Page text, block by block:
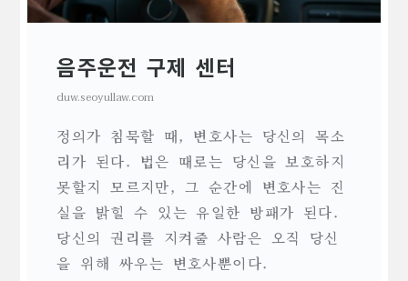
음주운전 구제 센터
duw.seoyullaw.com
정의가 침묵할 때, 변호사는 당신의 목소
리가 된다. 법은 때로는 당신을 보호하지
못할지 모르지만, 그 순간에 변호사는 진
실을 밝힐 수 있는 유일한 방패가 된다.
당신의 권리를 지켜줄 사람은 오직 당신
을 위해 싸우는 변호사뿐이다.